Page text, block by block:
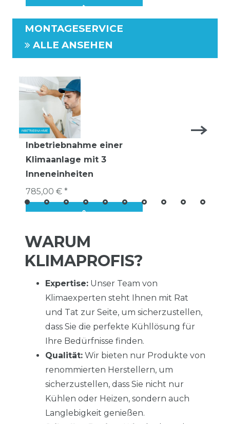
MONTAGESERVICE
ALLE ANSEHEN
Inbetriebnahme einer
Klimaanlage mit 3
Inneneinheiten
785,00 € *
WARUM
KLIMAPROFIS?
Expertise: Unser Team von
Klimaexperten steht Ihnen mit Rat
und Tat zur Seite, um sicherzustellen,
dass Sie die perfekte Kühllösung für
Ihre Bedürfnisse finden.
Qualität: Wir bieten nur Produkte von
renommierten Herstellern, um
sicherzustellen, dass Sie nicht nur
Kühlen oder Heizen, sondern auch
Langlebigkeit genießen.